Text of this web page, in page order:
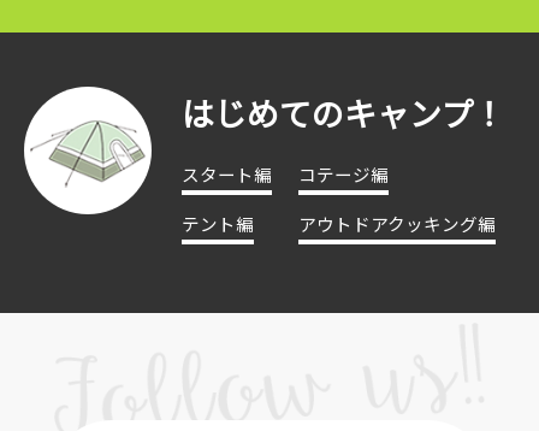
はじめてのキャンプ！
スタート編
コテージ編
テント編
アウトドアクッキング編